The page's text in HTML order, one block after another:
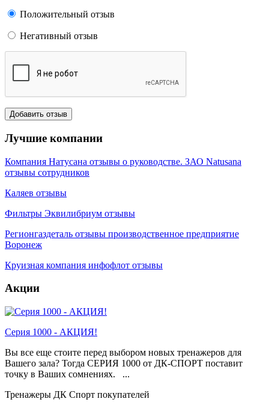
Положительный отзыв
Негативный отзыв
Лучшие компании
Компания Натусана отзывы о руководстве. ЗАО Natusana
отзывы сотрудников
Каляев отзывы
Фильтры Эквилибриум отзывы
Регионгаздеталь отзывы производственное предприятие
Воронеж
Круизная компания инфофлот отзывы
Акции
Серия 1000 - АКЦИЯ!
Вы все еще стоите перед выбором новых тренажеров для
Вашего зала? Тогда СЕРИЯ 1000 от ДК-СПОРТ поставит
точку в Ваших сомнениях. ...
Тренажеры ДК Спорт покупателей